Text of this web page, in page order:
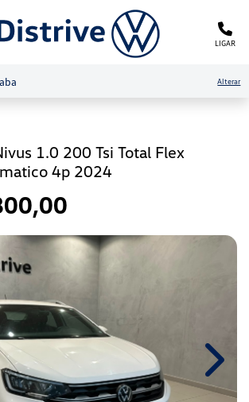
LIGAR
Alterar
1.0 200 Tsi Total Flex
4p 2024
Next